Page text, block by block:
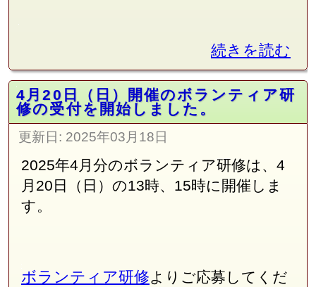
続きを読む
4月20日（日）開催のボランティア研
修の受付を開始しました。
更新日: 2025年03月18日
2025年4月分のボランティア研修は、4
月20日（日）の13時、15時に開催しま
す。
ボランティア研修よりご応募してくだ